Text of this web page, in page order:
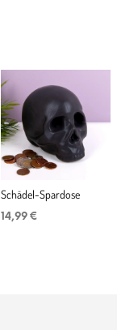
Schädel-Spardose
14,99 €